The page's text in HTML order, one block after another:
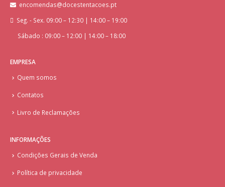
encomendas@docestentacoes.pt
Seg. - Sex. 09:00 – 12:30 | 14:00 – 19:00
Sábado : 09:00 – 12:00 | 14:00 – 18:00
EMPRESA
Quem somos
Contatos
Livro de Reclamações
INFORMAÇÕES
Condições Gerais de Venda
Política de privacidade